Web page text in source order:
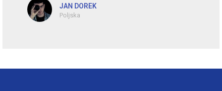
JAN DOREK
Poljska